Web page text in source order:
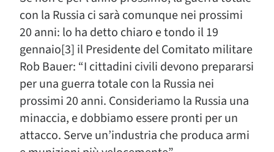
con la Russia ci sarà comunque nei prossimi
20 anni: lo ha detto chiaro e tondo il 19
gennaio[3] il Presidente del Comitato militare
Rob Bauer: “I cittadini civili devono prepararsi
per una guerra totale con la Russia nei
prossimi 20 anni. Consideriamo la Russia una
minaccia, e dobbiamo essere pronti per un
attacco. Serve un’industria che produca armi